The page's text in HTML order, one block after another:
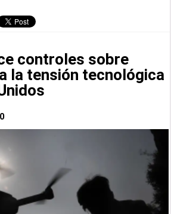
controles sobre
la tensión tecnológica
0